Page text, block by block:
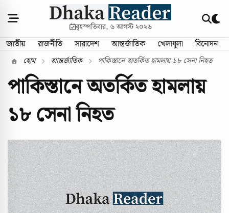
বৃহস্পতিবার, ৬ আগস্ট ২০২৬
জাতীয় রাজনীতি সারাদেশ আন্তর্জাতিক খেলাধুলা বিনোদন
হোম আন্তর্জাতিক পাকিস্তানে অতর্কিত হামলায় ১৮ সেনা নিহত
পাকিস্তানে অতর্কিত হামলায়
১৮ সেনা নিহত